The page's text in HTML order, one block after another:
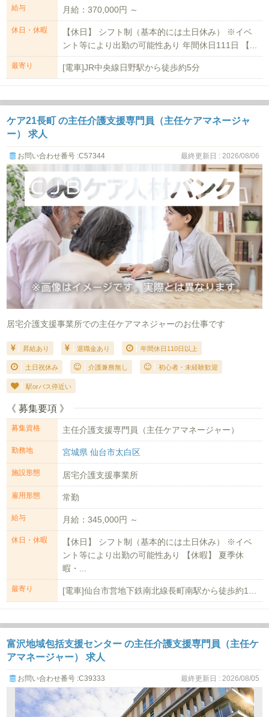
給与 月給：370,000円 ～
休日・休暇
【休日】 シフト制（基本的には土日休み） ※イベ
ント等により出勤の可能性あり 年間休日111日 【...
最寄り [電車]JR中央線日野駅から徒歩約5分
ケア21長町 の主任介護支援専門員（主任ケアマネージャ
ー） 求人
お問い合わせ番号 :C57344 最終更新日 : 2026/08/06
居宅介護支援事業所での主任ケアマネジャーのお仕事です
昇給あり 退職金あり 年間休日110日以上
土日祝休み 介護兼務無し 初心者・未経験歓迎
駅orバス停近い
《 募集要項 》
募集資格 主任介護支援専門員（主任ケアマネージャー）
勤務地 宮城県 仙台市太白区
施設形態 居宅介護支援事業所
雇用形態 常勤
給与 月給：345,000円 ～
休日・休暇
【休日】 シフト制（基本的には土日休み） ※イベ
ント等により出勤の可能性あり 【休暇】 夏季休
暇・...
最寄り
富沢地域包括支援センター の主任介護支援専門員（主任ケ
アマネージャー） 求人
お問い合わせ番号 :C39333 最終更新日 : 2026/08/05